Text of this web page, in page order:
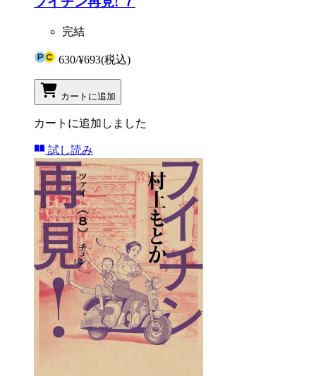
完結
630/¥693(税込)
カートに追加
カートに追加しました
試し読み